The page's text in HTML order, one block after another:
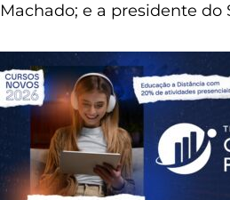
Machado; e a presidente do